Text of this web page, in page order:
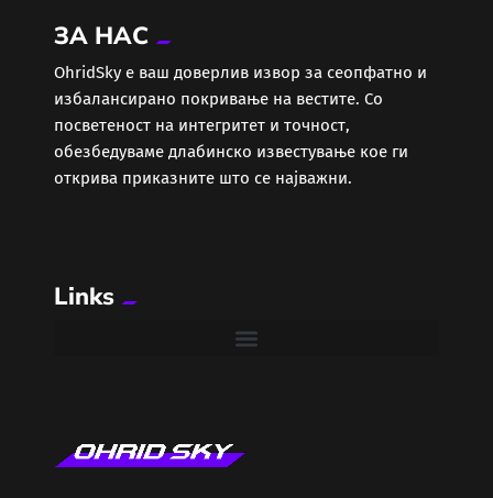
Еротика
Забава
Здравје
Колумни
Лајфстајл
ЗА НАС
ОhridSky е ваш доверлив извор за сеопфатно и
избалансирано покривање на вестите. Со
посветеност на интегритет и точност,
обезбедуваме длабинско известување кое ги
открива приказните што се најважни.
Links